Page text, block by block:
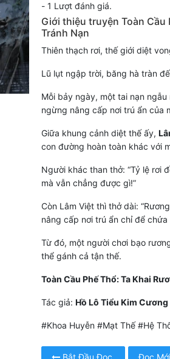
- 1 Lượt đánh giá.
Giới thiệu truyện Toàn Cầu
Tránh Nạn
Thiên thạch rơi, thế giới diệt
Lũ lụt ngập trời, băng hà tràn
Mỗi bảy ngày, một tai nạn
ngừng nâng cấp nơi trú ẩn của
Giữa khung cảnh diệt thế ấy,
con đường hoàn toàn khác với
Người khác than thở: “Tỷ lệ rơi
mà vẫn chẳng được gì!”
Còn Lâm Việt thì thở dài:
nâng cấp nơi trú ẩn chỉ để chứa
Từ đó, một người chơi bạo
thể gánh cả tận thế.
Toàn Cầu Phế Thổ: Ta Khai
Tác giả: Hồ Lô Tiểu Kim Cương
#Khoa Huyễn #Mạt Thế #Hệ
Bắt Đầu Đọc Đọc